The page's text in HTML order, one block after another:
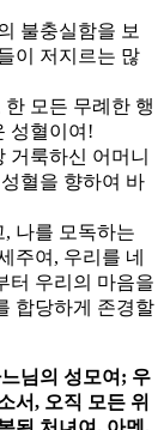
불충실함을 보
이 저지르는 많
모든 무례한 행
성혈이여!
거룩하신 어머니
혈을 향하여 바
나를 모독하는
주여, 우리를 네
터 우리의 마음을
합당하게 존경할
님의 성모여; 우
서, 오직 모든 위